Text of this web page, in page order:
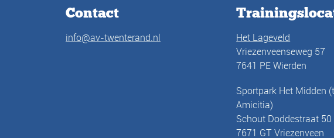
Contact
info@av-twenterand.nl
Het Lageveld
Vriezenveenseweg 57
7641 PE Wierden
Sportpark Het Midden
Amicitia)
Schout Doddestraat 50
7671 GT Vriezenveen